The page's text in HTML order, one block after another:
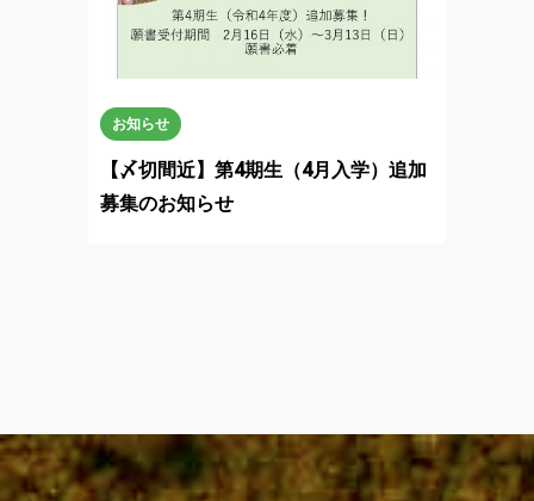
お知らせ
【〆切間近】第4期生（4月入学）追加
募集のお知らせ